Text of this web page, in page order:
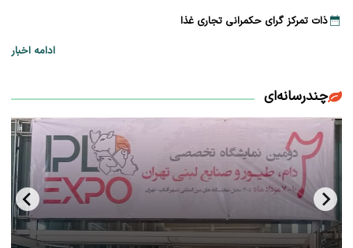
ذات تمرکز گرای حکمرانی تجاری غذا
ادامه اخبار
چندرسانه‌ای